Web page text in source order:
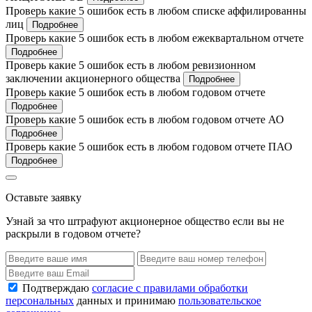
Проверь какие 5 ошибок есть в любом списке аффилированны
лиц
Подробнее
Проверь какие 5 ошибок есть в любом ежеквартальном отчете
Подробнее
Проверь какие 5 ошибок есть в любом ревизионном
заключении акционерного общества
Подробнее
Проверь какие 5 ошибок есть в любом годовом отчете
Подробнее
Проверь какие 5 ошибок есть в любом годовом отчете АО
Подробнее
Проверь какие 5 ошибок есть в любом годовом отчете ПАО
Подробнее
Оставьте заявку
Узнай за что штрафуют акционерное общество если вы не
раскрыли в годовом отчете?
Подтверждаю согласие с правилами обработки
персональных данных и принимаю пользовательское